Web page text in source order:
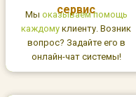
Мы оказываем помощь
каждому клиенту. Возник
вопрос? Задайте его в
онлайн-чат системы!
сервис